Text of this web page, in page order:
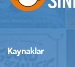
Kaynaklar